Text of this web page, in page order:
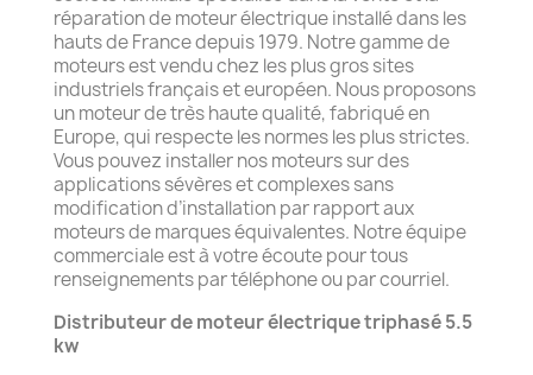
réparation de moteur électrique installé dans les
hauts de France depuis 1979. Notre gamme de
moteurs est vendu chez les plus gros sites
industriels français et européen. Nous proposons
un moteur de très haute qualité, fabriqué en
Europe, qui respecte les normes les plus strictes.
Vous pouvez installer nos moteurs sur des
applications sévères et complexes sans
modification d’installation par rapport aux
moteurs de marques équivalentes. Notre équipe
commerciale est à votre écoute pour tous
renseignements par téléphone ou par courriel.
Distributeur de moteur électrique triphasé 5.5
kw